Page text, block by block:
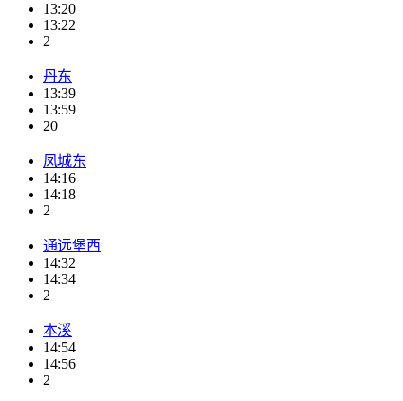
13:20
13:22
2
丹东
13:39
13:59
20
凤城东
14:16
14:18
2
通远堡西
14:32
14:34
2
本溪
14:54
14:56
2